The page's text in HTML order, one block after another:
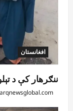
افغانستان
ننګرهار کې د